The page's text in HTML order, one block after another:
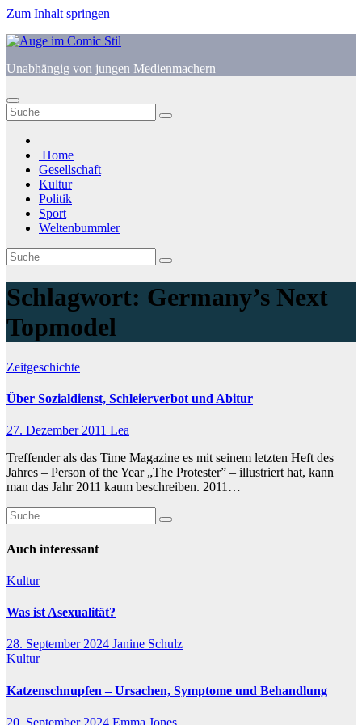
Zum Inhalt springen
Unabhängig von jungen Medienmachern
Home
Gesellschaft
Kultur
Politik
Sport
Weltenbummler
Schlagwort: Germany’s Next
Topmodel
Zeitgeschichte
Über Sozialdienst, Schleierverbot und Abitur
27. Dezember 2011 Lea
Treffender als das Time Magazine es mit seinem letzten Heft des
Jahres – Person of the Year „The Protester” – illustriert hat, kann
man das Jahr 2011 kaum beschreiben. 2011…
Auch interessant
Kultur
Was ist Asexualität?
28. September 2024 Janine Schulz
Kultur
Katzenschnupfen – Ursachen, Symptome und Behandlung
20. September 2024 Emma Jones